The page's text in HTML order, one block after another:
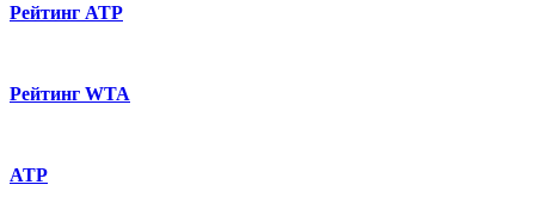
Рейтинг ATP
Рейтинг WTA
ATP